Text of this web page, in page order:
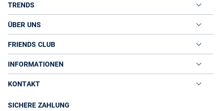
TRENDS
ÜBER UNS
FRIENDS CLUB
INFORMATIONEN
KONTAKT
SICHERE ZAHLUNG